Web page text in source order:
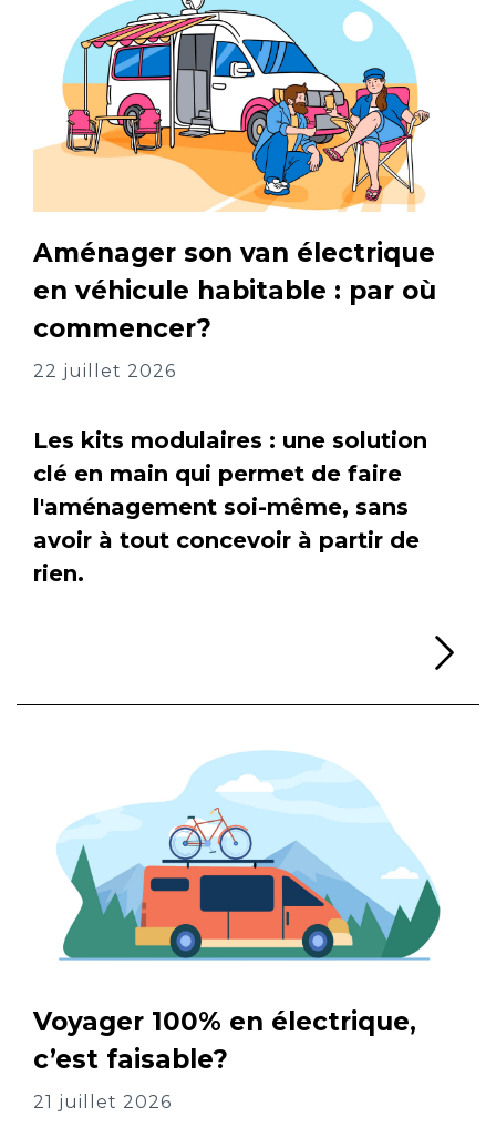
Aménager son van électrique
en véhicule habitable : par où
commencer?
22 juillet 2026
Les kits modulaires : une solution
clé en main qui permet de faire
l'aménagement soi-même, sans
avoir à tout concevoir à partir de
rien.
Voyager 100% en électrique,
c’est faisable?
21 juillet 2026